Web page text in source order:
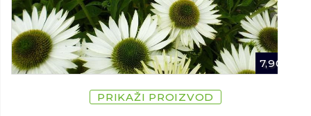
7,90
PRIKAŽI PROIZVOD